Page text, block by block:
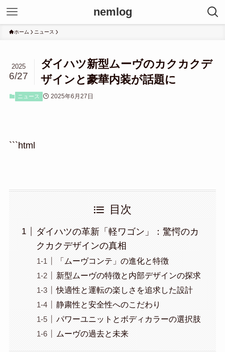
nemlog
ホーム ニュース
ダイハツ新型ムーヴのカクカクデ
ザインと豪華内装が話題に
2025
6/27
ニュース 2025年6月27日
```html
目次
ダイハツの革新「軽ワゴン」：驚愕のカ
クカクデザインの真相
「ムーヴコンテ」の進化と特徴
新型ムーヴの特徴と内部デザインの探求
快適性と運転の楽しさを追求した設計
静粛性と安全性へのこだわり
パワーユニットとボディカラーの選択肢
ムーヴの過去と未来